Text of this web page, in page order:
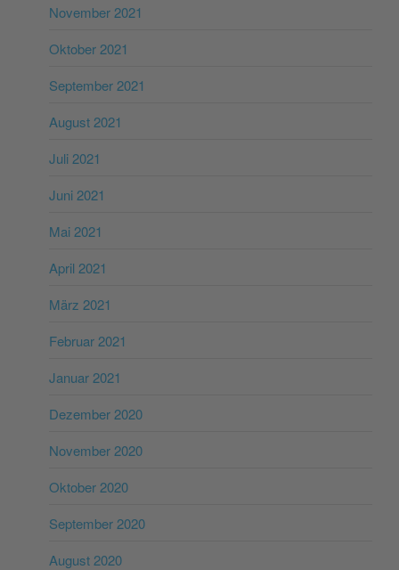
November 2021
Oktober 2021
September 2021
August 2021
Juli 2021
Juni 2021
Mai 2021
April 2021
März 2021
Februar 2021
Januar 2021
Dezember 2020
November 2020
Oktober 2020
September 2020
August 2020